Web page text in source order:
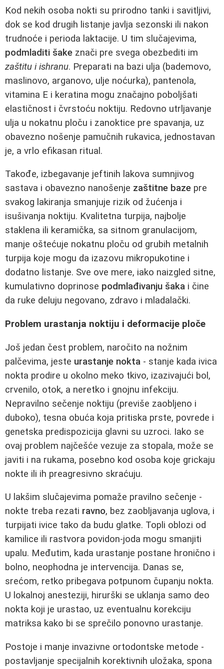
Kod nekih osoba nokti su prirodno tanki i savitljivi,
dok se kod drugih listanje javlja sezonski ili nakon
trudnoće i perioda laktacije. U tim slučajevima,
podmladiti šake znači pre svega obezbediti im
zaštitu i ishranu. Preparati na bazi ulja (bademovo,
maslinovo, arganovo, ulje noćurka), pantenola,
vitamina E i keratina mogu značajno poboljšati
elastičnost i čvrstoću noktiju. Redovno utrljavanje
ulja u nokatnu ploču i zanoktice pre spavanja, uz
obavezno nošenje pamučnih rukavica, jednostavan
je, a vrlo efikasan ritual.
Takođe, izbegavanje jeftinih lakova sumnjivog
sastava i obavezno nanošenje zaštitne baze pre
svakog lakiranja smanjuje rizik od žućenja i
isušivanja noktiju. Kvalitetna turpija, najbolje
staklena ili keramička, sa sitnom granulacijom,
manje oštećuje nokatnu ploču od grubih metalnih
turpija koje mogu da izazovu mikropukotine i
dodatno listanje. Sve ove mere, iako naizgled sitne,
kumulativno doprinose podmlađivanju šaka i čine
da ruke deluju negovano, zdravo i mladalački.
Problem urastanja noktiju i deformacije ploče
Još jedan čest problem, naročito na nožnim
palčevima, jeste urastanje nokta - stanje kada ivica
nokta prodire u okolno meko tkivo, izazivajući bol,
crvenilo, otok, a neretko i gnojnu infekciju.
Nepravilno sečenje noktiju (previše zaobljeno i
duboko), tesna obuća koja pritiska prste, povrede i
genetska predispozicija glavni su uzroci. Iako se
ovaj problem najčešće vezuje za stopala, može se
javiti i na rukama, posebno kod osoba koje grickaju
nokte ili ih preagresivno skraćuju.
U lakšim slučajevima pomaže pravilno sečenje -
nokte treba rezati ravno, bez zaobljavanja uglova, i
turpijati ivice tako da budu glatke. Topli oblozi od
kamilice ili rastvora povidon-joda mogu smanjiti
upalu. Međutim, kada urastanje postane hronično i
bolno, neophodna je intervencija. Danas se,
srećom, retko pribegava potpunom čupanju nokta.
U lokalnoj anesteziji, hirurški se uklanja samo deo
nokta koji je urastao, uz eventualnu korekciju
matriksa kako bi se sprečilo ponovno urastanje.
Postoje i manje invazivne ortodontske metode -
postavljanje specijalnih korektivnih uložaka, spona